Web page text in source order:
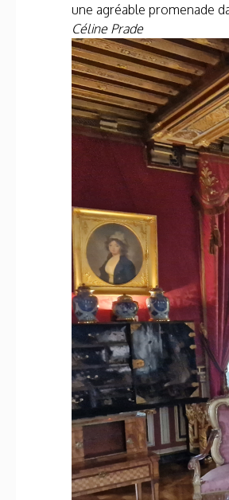
une agréable promenade
Céline Prade